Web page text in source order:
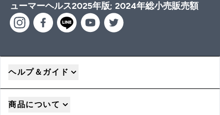
ューマーヘルス2025年版; 2024年総小売販売額
ヘルプ＆ガイド
商品について